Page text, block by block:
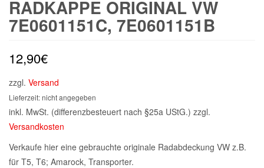
RADKAPPE ORIGINAL VW
7E0601151C, 7E0601151B
12,90€
zzgl. Versand
Lieferzeit: nicht angegeben
inkl. MwSt. (differenzbesteuert nach §25a UStG.) zzgl.
Versandkosten
Verkaufe hier eine gebrauchte originale Radabdeckung VW z.B.
für T5, T6; Amarock, Transporter.